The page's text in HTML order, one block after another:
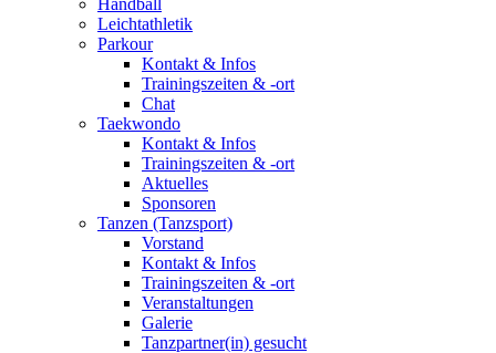
Handball
Leichtathletik
Parkour
Kontakt & Infos
Trainingszeiten & -ort
Chat
Taekwondo
Kontakt & Infos
Trainingszeiten & -ort
Aktuelles
Sponsoren
Tanzen (Tanzsport)
Vorstand
Kontakt & Infos
Trainingszeiten & -ort
Veranstaltungen
Galerie
Tanzpartner(in) gesucht